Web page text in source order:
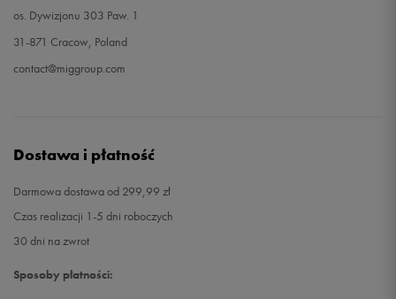
os. Dywizjonu 303 Paw. 1
31-871 Cracow, Poland
contact@miggroup.com
Dostawa i płatność
Darmowa dostawa od 299,99 zł
Czas realizacji 1-5 dni roboczych
30 dni na zwrot
Sposoby płatności: